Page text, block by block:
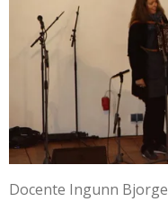
Docente Ingunn Bjorge